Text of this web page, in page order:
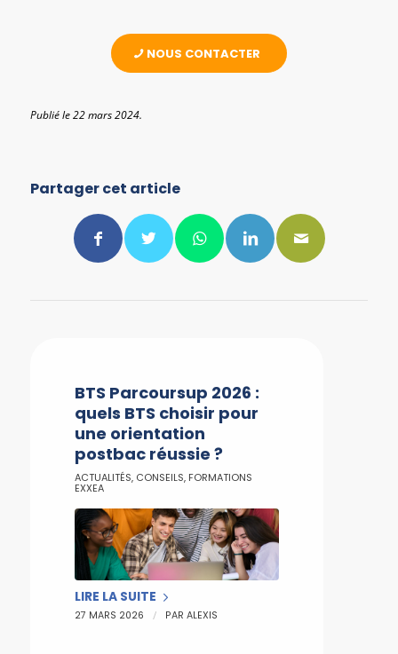
NOUS CONTACTER
Publié le 22 mars 2024.
Partager cet article
BTS Parcoursup 2026 :
quels BTS choisir pour
une orientation
postbac réussie ?
ACTUALITÉS, CONSEILS, FORMATIONS
EXXEA
LIRE LA SUITE
27 MARS 2026 / PAR ALEXIS